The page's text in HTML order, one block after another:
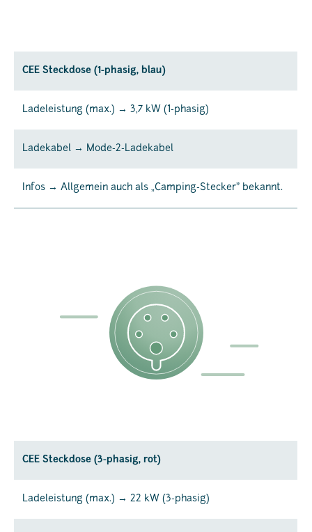
CEE Steckdose (1-phasig, blau)
Ladeleistung (max.) → 3,7 kW (1-phasig)
Ladekabel → Mode-2-Ladekabel
Infos → Allgemein auch als „Camping-Stecker" bekannt.
CEE Steckdose (3-phasig, rot)
Ladeleistung (max.) → 22 kW (3-phasig)